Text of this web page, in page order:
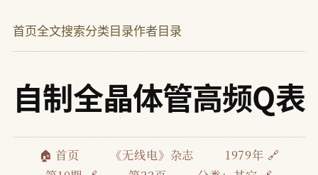
首页全文搜索分类目录作者目录
自制全晶体管高频Q表
🏠 首页 《无线电》杂志
1979年 🔗